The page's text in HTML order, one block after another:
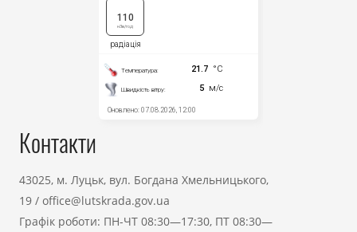
Контакти
43025, м. Луцьк, вул. Богдана Хмельницького,
19 / office@lutskrada.gov.ua
Графік роботи: ПН-ЧТ 08:30—17:30, ПТ 08:30—